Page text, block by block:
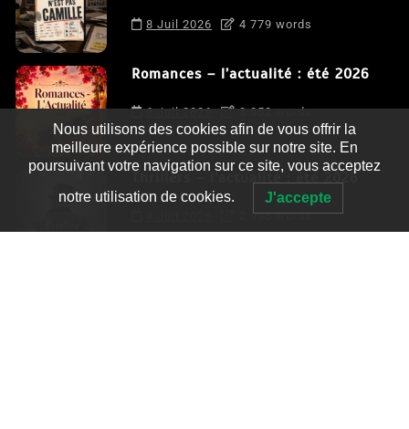
8 Juil 2026 4 779 words
Romances – l’actualité : été 2026
6 Juil 2026 3 052 words
Thrillers – l’actualité : été 2026
2 995 words
Nous utilisons des cookies afin de vous offrir la
meilleure expérience possible sur notre site. En
poursuivant votre navigation sur ce site, vous acceptez
notre utilisation de cookies. J'accepte